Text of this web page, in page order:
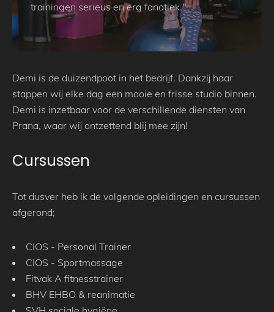
trainingen serieus en erg fanatiek."
Demi is de duizendpoot in het bedrijf. Dankzij haar
stappen wij elke dag een mooie en frisse studio binnen.
Demi is inzetbaar voor de verschillende diensten van
Prana, waar wij ontzettend blij mee zijn!
Cursussen
Tot dusver heb ik de volgende opleidingen en cursussen
afgerond;
CIOS - Personal Trainer
CIOS - Sportmassage
Fitvak A fitnesstrainer
BHV EHBO & reanimatie